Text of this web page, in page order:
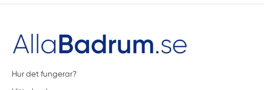
Hur det fungerar?